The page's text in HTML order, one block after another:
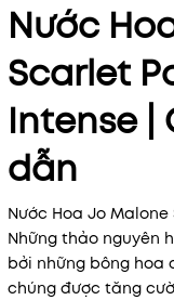
Nước
Scarlet
Intense |
dẫn
Nước Hoa Jo
Những thảo nguyên
bởi những bông hoa
chúng được tăng